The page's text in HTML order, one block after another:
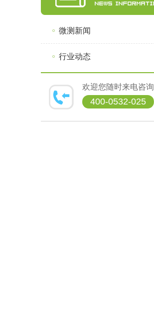
微测新闻
行业动态
欢迎您随时来电咨询
400-0532-025